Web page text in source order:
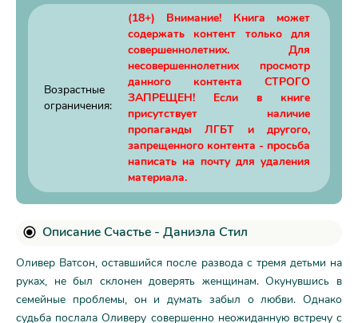
Возрастные
ограничения:
(18+) Внимание! Книга может
содержать контент только для
совершеннолетних. Для
несовершеннолетних просмотр
данного контента СТРОГО
ЗАПРЕЩЕН! Если в книге
присутствует наличие
пропаганды ЛГБТ и другого,
запрещенного контента - просьба
написать на почту для удаления
материала.
Описание Счастье - Даниэла Стил
Оливер Ватсон, оставшийся после развода с тремя детьми на
руках, не был склонен доверять женщинам. Окунувшись в
семейные проблемы, он и думать забыл о любви. Однако
судьба послала Оливеру совершенно неожиданную встречу с